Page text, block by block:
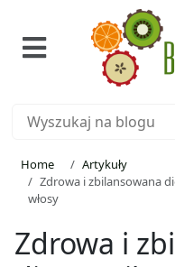
Home
Artykuły
Zdrowa i zbilansowana
włosy
Zdrowa i